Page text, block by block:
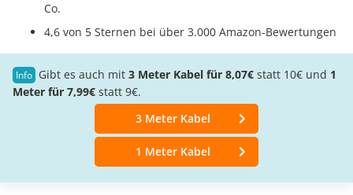
Co.
4,6 von 5 Sternen bei über 3.000 Amazon-Bewertungen
Gibt es auch mit 3 Meter Kabel für 8,07€ statt 10€ und 1
Meter für 7,99€ statt 9€.
3 Meter Kabel
1 Meter Kabel